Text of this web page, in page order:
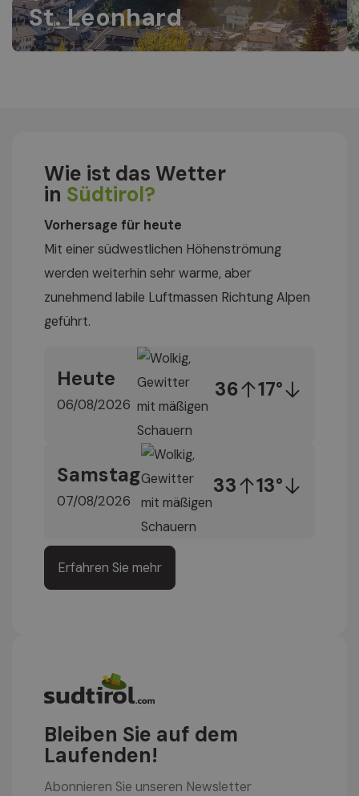
St. Leonhard
Wie ist das Wetter
in Südtirol?
Vorhersage für heute
Mit einer südwestlichen Höhenströmung
werden weiterhin sehr warme, aber
zunehmend labile Luftmassen Richtung Alpen
geführt.
Heute
06/08/2026
36 17°
Samstag
07/08/2026
33 13°
Erfahren Sie mehr
Bleiben Sie auf dem
Laufenden!
Abonnieren Sie unseren Newsletter